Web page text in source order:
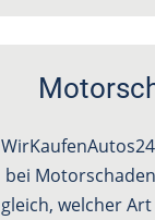
bei
gleich, welcher